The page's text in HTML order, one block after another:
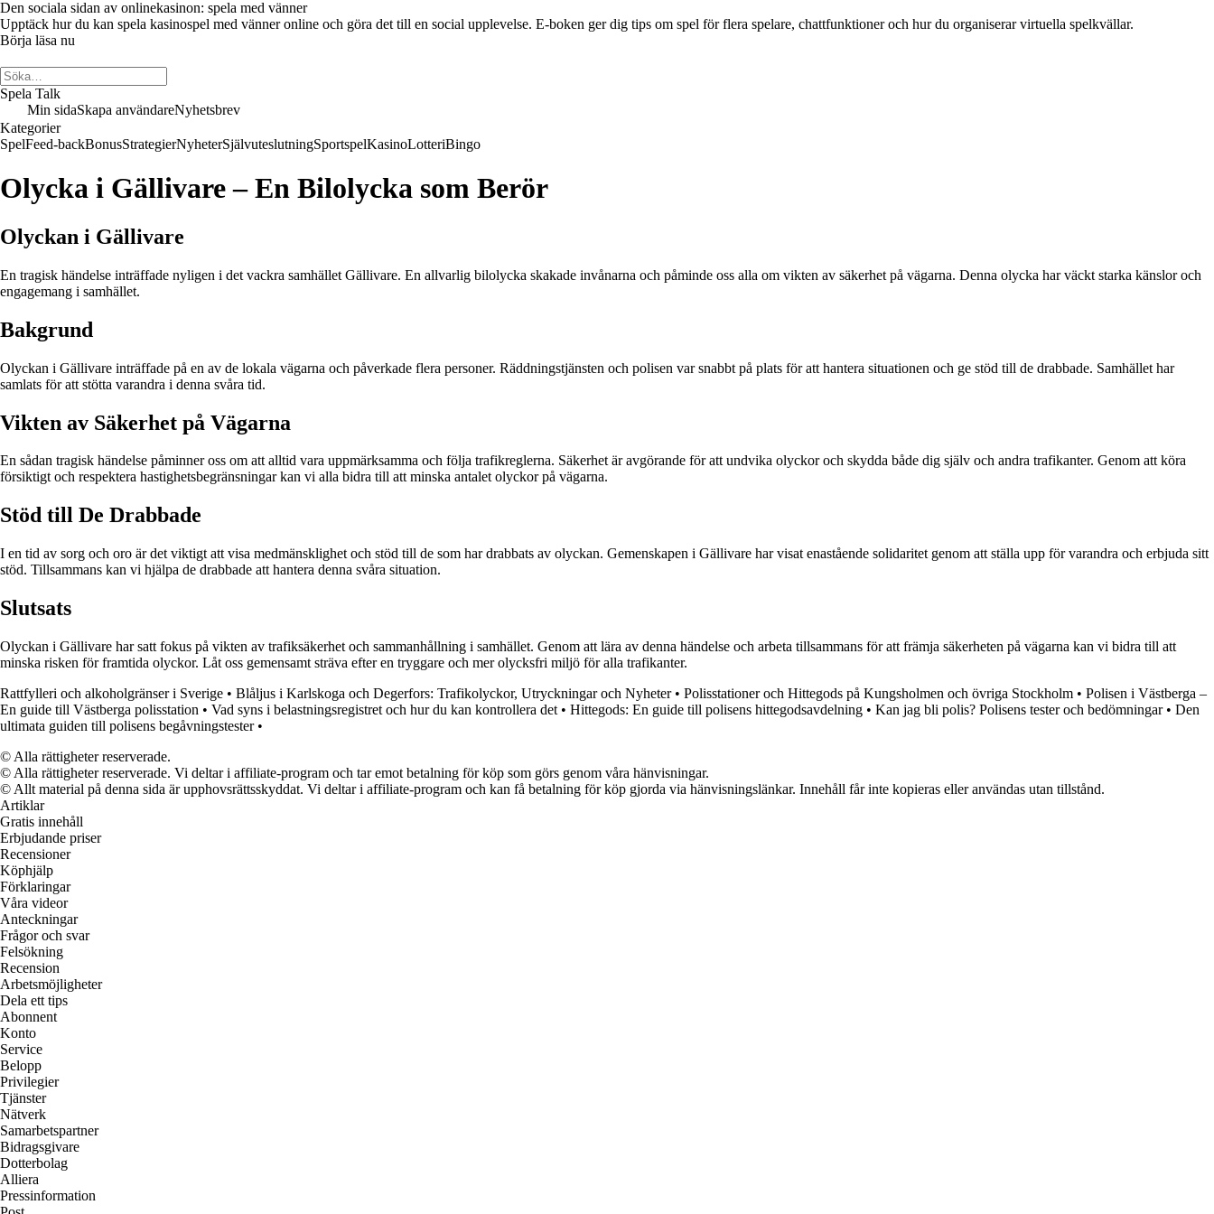
Den sociala sidan av onlinekasinon: spela med vänner
Upptäck hur du kan spela kasinospel med vänner online och göra det till en social upplevelse. E-boken ger dig tips om spel för flera spelare, chattfunktioner och hur du organiserar virtuella spelkvällar.
Börja läsa nu
Spela Talk
Min sidaSkapa användareNyhetsbrev
Kategorier
SpelFeed-backBonusStrategierNyheterSjälvuteslutningSportspelKasinoLotteriBingo
Olycka i Gällivare – En Bilolycka som Berör
Olyckan i Gällivare
En tragisk händelse inträffade nyligen i det vackra samhället Gällivare. En allvarlig bilolycka skakade invånarna och påminde oss alla om vikten av säkerhet på vägarna. Denna olycka har väckt starka känslor och
engagemang i samhället.
Bakgrund
Olyckan i Gällivare inträffade på en av de lokala vägarna och påverkade flera personer. Räddningstjänsten och polisen var snabbt på plats för att hantera situationen och ge stöd till de drabbade. Samhället har
samlats för att stötta varandra i denna svåra tid.
Vikten av Säkerhet på Vägarna
En sådan tragisk händelse påminner oss om att alltid vara uppmärksamma och följa trafikreglerna. Säkerhet är avgörande för att undvika olyckor och skydda både dig själv och andra trafikanter. Genom att köra
försiktigt och respektera hastighetsbegränsningar kan vi alla bidra till att minska antalet olyckor på vägarna.
Stöd till De Drabbade
I en tid av sorg och oro är det viktigt att visa medmänsklighet och stöd till de som har drabbats av olyckan. Gemenskapen i Gällivare har visat enastående solidaritet genom att ställa upp för varandra och erbjuda sitt
stöd. Tillsammans kan vi hjälpa de drabbade att hantera denna svåra situation.
Slutsats
Olyckan i Gällivare har satt fokus på vikten av trafiksäkerhet och sammanhållning i samhället. Genom att lära av denna händelse och arbeta tillsammans för att främja säkerheten på vägarna kan vi bidra till att
minska risken för framtida olyckor. Låt oss gemensamt sträva efter en tryggare och mer olycksfri miljö för alla trafikanter.
Rattfylleri och alkoholgränser i Sverige • Blåljus i Karlskoga och Degerfors: Trafikolyckor, Utryckningar och Nyheter• Polisstationer och Hittegods på Kungsholmen och övriga Stockholm • Polisen i Västberga –
En guide till Västberga polisstation • Vad syns i belastningsregistret och hur du kan kontrollera det • Hittegods: En guide till polisens hittegodsavdelning • Kan jag bli polis? Polisens tester och bedömningar• Den
ultimata guiden till polisens begåvningstester•
© Alla rättigheter reserverade.
© Alla rättigheter reserverade. Vi deltar i affiliate-program och tar emot betalning för köp som görs genom våra hänvisningar.
© Allt material på denna sida är upphovsrättsskyddat. Vi deltar i affiliate-program och kan få betalning för köp gjorda via hänvisningslänkar. Innehåll får inte kopieras eller användas utan tillstånd.
Artiklar
Gratis innehåll
Erbjudande priser
Recensioner
Köphjälp
Förklaringar
Våra videor
Anteckningar
Frågor och svar
Felsökning
Recension
Arbetsmöjligheter
Dela ett tips
Abonnent
Konto
Service
Belopp
Privilegier
Tjänster
Nätverk
Samarbetspartner
Bidragsgivare
Dotterbolag
Alliera
Pressinformation